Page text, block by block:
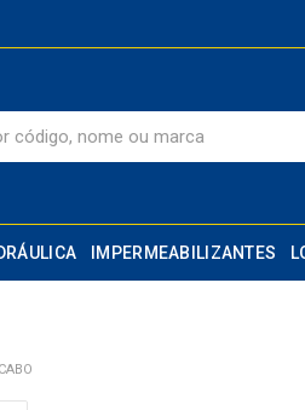
IMPERMEABILIZANTES